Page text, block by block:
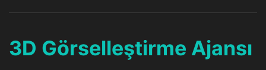
3D Görselleştirme Ajansı